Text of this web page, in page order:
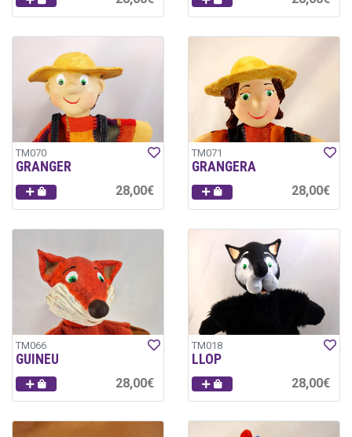
TM070
GRANGER
28,00€
TM071
GRANGERA
28,00€
TM066
GUINEU
28,00€
TM018
LLOP
28,00€